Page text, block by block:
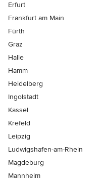
Erfurt
Frankfurt am Main
Fürth
Graz
Halle
Hamm
Heidelberg
Ingolstadt
Kassel
Krefeld
Leipzig
Ludwigshafen-am-Rhein
Magdeburg
Mannheim